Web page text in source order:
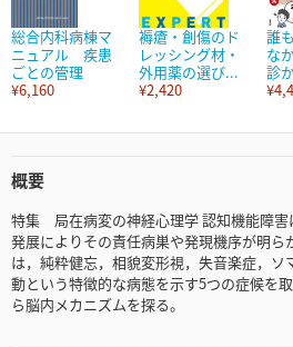
総合内科病棟マ
ニュアル 疾患
ごとの管理
¥6,160
褥瘡・創傷のド
レッシング材・
外用薬の選び...
¥2,420
誰
な
診
概要
特集 局在病変の神経心理学 認知機能障害
発展によりその責任病巣や発現機序が明ら
は，純粋健忘，相貌変形視，失音楽症，
動という特徴的な病態を示す5つの症候を
ら脳内メカニズムを探る。